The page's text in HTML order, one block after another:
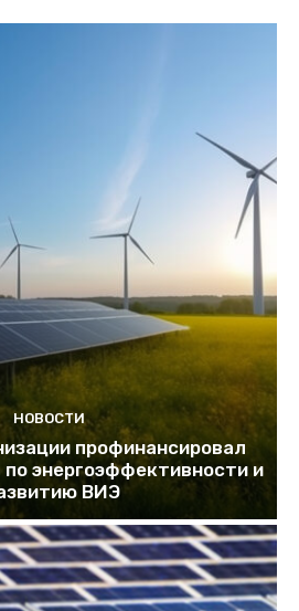
НОВОСТИ
профинансировал
энергоэффективности и
ВИЭ